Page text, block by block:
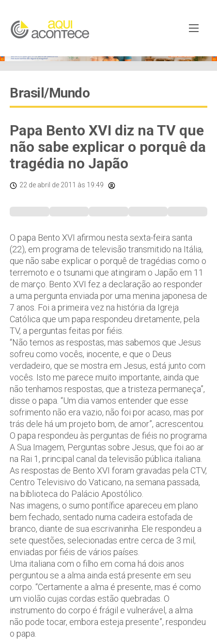
Brasil/Mundo
Papa Bento XVI diz na TV que
não sabe explicar o porquê da
tragédia no Japão
22 de abril de 2011 às 19:49
O papa Bento XVI afirmou nesta sexta-feira santa
(22), em programa de televisão transmitido na Itália,
que não sabe explicar o porquê de tragédias como o
terremoto e o tsunami que atingiram o Japão em 11
de março. Bento XVI fez a declaração ao responder
a uma pergunta enviada por uma menina japonesa de
7 anos. Foi a primeira vez na história da Igreja
Católica que um papa respondeu diretamente, pela
TV, a perguntas feitas por fiéis.
“Não temos as respostas, mas sabemos que Jesus
sofreu como vocês, inocente, e que o Deus
verdadeiro, que se mostra em Jesus, está junto com
vocês. Isto me parece muito importante, ainda que
não tenhamos respostas, que a tristeza permaneça”,
disse o papa. “Um dia vamos entender que esse
sofrimento não era vazio, não foi por acaso, mas por
trás dele há um projeto bom, de amor”, acrescentou.
O papa respondeu às perguntas de fiéis no programa
A Sua Imagem, Perguntas sobre Jesus, que foi ao ar
na Rai 1, principal canal da televisão pública italiana.
As respostas de Bento XVI foram gravadas pela CTV,
Centro Televisivo do Vaticano, na semana passada,
na biblioteca do Palácio Apostólico.
Nas imagens, o sumo pontífice apareceu em plano
bem fechado, sentado numa cadeira estofada de
branco, diante de sua escrivaninha. Ele respondeu a
sete questões, selecionadas entre cerca de 3 mil,
enviadas por fiéis de vários países.
Uma italiana com o filho em coma há dois anos
perguntou se a alma ainda está presente em seu
corpo. “Certamente a alma é presente, mas é como
um violão cujas cordas estão quebradas. O
instrumento do corpo é frágil e vulnerável, a alma
não pode tocar, embora esteja presente”, respondeu
o papa.